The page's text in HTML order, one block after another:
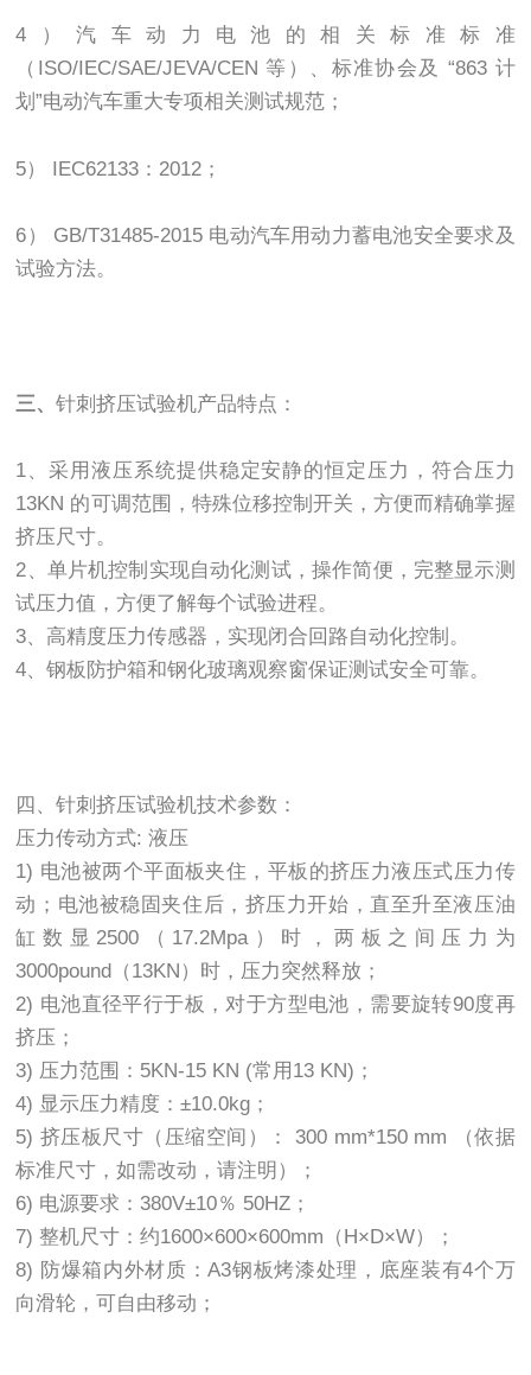
4）汽车动力电池的相关标准标准
（ISO/IEC/SAE/JEVA/CEN 等）、标准协会及 “863 计
划”电动汽车重大专项相关测试规范；
5） IEC62133：2012；
6） GB/T31485-2015 电动汽车用动力蓄电池安全要求及
试验方法。
三、针刺挤压试验机产品特点：
1、采用液压系统提供稳定安静的恒定压力，符合压力
13KN 的可调范围，特殊位移控制开关，方便而精确掌握
挤压尺寸。
2、单片机控制实现自动化测试，操作简便，完整显示测
试压力值，方便了解每个试验进程。
3、高精度压力传感器，实现闭合回路自动化控制。
4、钢板防护箱和钢化玻璃观察窗保证测试安全可靠。
四、针刺挤压试验机技术参数：
压力传动方式: 液压
1) 电池被两个平面板夹住，平板的挤压力液压式压力传
动；电池被稳固夹住后，挤压力开始，直至升至液压油
缸数显2500（17.2Mpa）时，两板之间压力为
3000pound（13KN）时，压力突然释放；
2) 电池直径平行于板，对于方型电池，需要旋转90度再
挤压；
3) 压力范围：5KN-15 KN (常用13 KN)；
4) 显示压力精度：±10.0kg；
5) 挤压板尺寸（压缩空间）： 300 mm*150 mm （依据
标准尺寸，如需改动，请注明）；
6) 电源要求：380V±10％ 50HZ；
7) 整机尺寸：约1600×600×600mm（H×D×W）；
8) 防爆箱内外材质：A3钢板烤漆处理，底座装有4个万
向滑轮，可自由移动；